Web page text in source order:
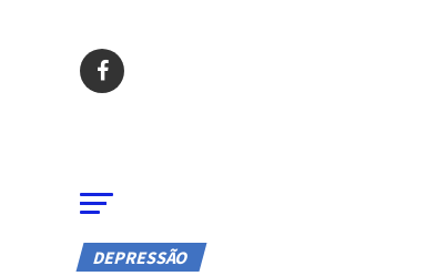
DEPRESSÃO